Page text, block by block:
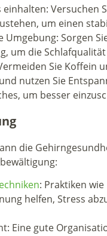
Versuchen
um einen
Umgebung: Sorgen
um die
Sie Koffein
nutzen Sie
um besser
die
: Praktiken
helfen, Stress
Eine gute